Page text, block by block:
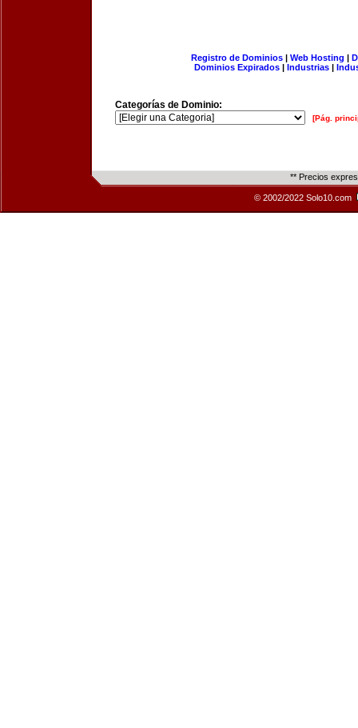
Registro de Dominios| Web Hosting |
Dominios Expirados | Industrias |
Categorías de Dominio:
[Pág.
** Precios
© 2002/2022 Solo10.com